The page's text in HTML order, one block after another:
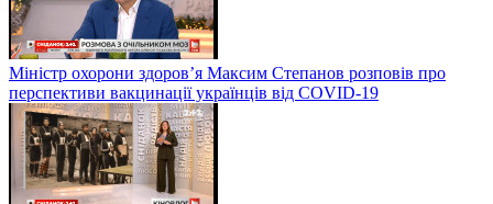
Міністр охорони здоров’я Максим Степанов розповів про
перспективи вакцинації українців від COVID-19